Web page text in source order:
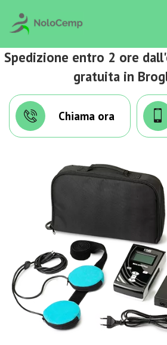
Spedizione entro 2 ore
gratuita in
Chiama ora